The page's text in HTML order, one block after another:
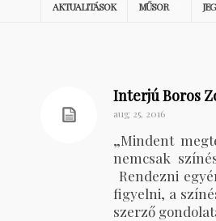
AKTUALITÁSOK MŰSOR
Interjú Boros
aug 25, 2016
„Mindent
nemcsak
Rendezni
figyelni, a
szerző